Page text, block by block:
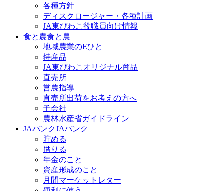
各種方針
ディスクロージャー・各種計画
JA東びわこ役職員向け情報
食と農食と農
地域農業のEひと
特産品
JA東びわこオリジナル商品
直売所
営農指導
直売所出荷をお考えの方へ
子会社
農林水産省ガイドライン
JAバンクJAバンク
貯める
借りる
年金のこと
資産形成のこと
月間マーケットレター